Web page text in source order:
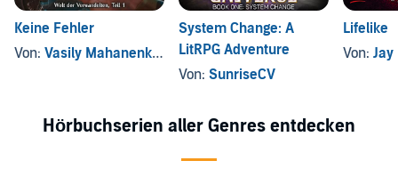
Keine Fehler
Von: Vasily Mahanenko , und andere
System Change: A
LitRPG Adventure
Von: SunriseCV
Lifelike
Von:
Hörbuchserien aller Genres entdecken